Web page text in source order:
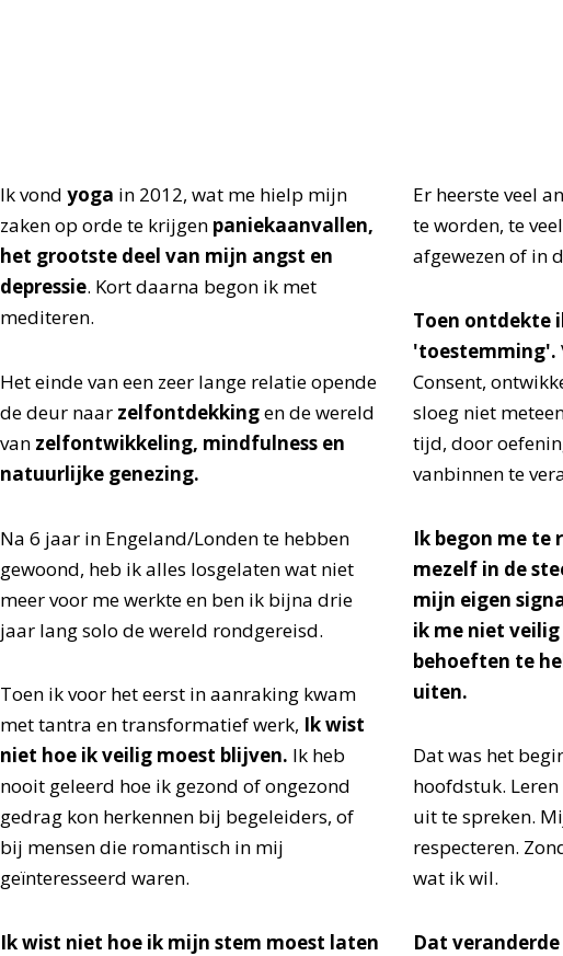
Ik vond yoga in 2012, wat me hielp mijn
zaken op orde te krijgen paniekaanvallen,
het grootste deel van mijn angst en
depressie. Kort daarna begon ik met
mediteren.
Het einde van een zeer lange relatie opende
de deur naar zelfontdekkingen de wereld
van zelfontwikkeling, mindfulness en
natuurlijke genezing.
Na 6 jaar in Engeland/Londen te hebben
gewoond, heb ik alles losgelaten wat niet
meer voor me werkte en ben ik bijna drie
jaar lang solo de wereld rondgereisd.
Toen ik voor het eerst in aanraking kwam
met tantra en transformatief werk, Ik wist
niet hoe ik veilig moest blijven. Ik heb
nooit geleerd hoe ik gezond of ongezond
gedrag kon herkennen bij begeleiders, of
bij mensen die romantisch in mij
geïnteresseerd waren.
Ik wist niet hoe ik mijn stem moest laten
Er heerste veel
te worden, te
afgewezen of in
Toen ontdekte
'toestemming'.
Consent,
sloeg niet
tijd, door
vanbinnen te
Ik begon me te
mezelf in de
mijn eigen
ik me niet
behoeften te
uiten.
Dat was het
hoofdstuk.
uit te spreken.
respecteren.
wat ik wil.
Dat veranderde